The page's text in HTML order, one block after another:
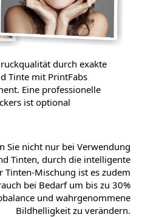
durch exakte
Tinte mit PrintFabs
Eine professionelle
ist optional
Sie nicht nur bei Verwendung
Tinten, durch die intelligente
Tinten-Mischung ist es zudem
bei Bedarf um bis zu 30%
und wahrgenommene
Bildhelligkeit zu verändern.